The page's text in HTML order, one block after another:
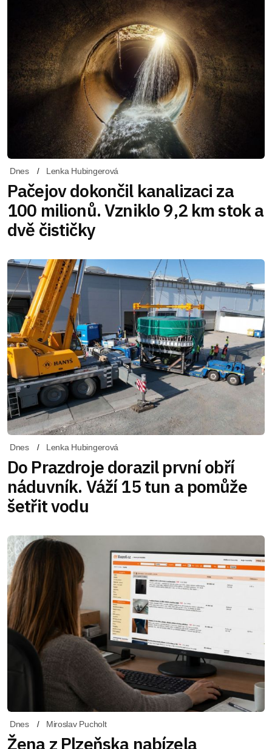
Dnes Lenka Hubingerová
Pačejov dokončil kanalizaci za
100 milionů. Vzniklo 9,2 km stok a
dvě čističky
Dnes Lenka Hubingerová
Do Prazdroje dorazil první obří
náduvník. Váží 15 tun a pomůže
šetřit vodu
Dnes Miroslav Pucholt
Žena z Plzeňska nabízela